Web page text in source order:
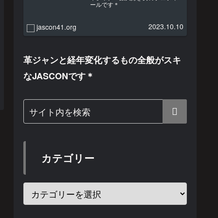
ールです＊
jascon41.org 2023.10.10
革ジャンと経年変化するもの全般がスキ
なJASCONです＊
カテゴリー